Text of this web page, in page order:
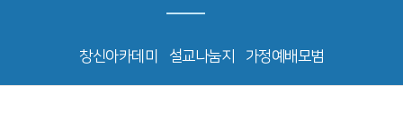
창신아카데미 설교나눔지 가정예배모범